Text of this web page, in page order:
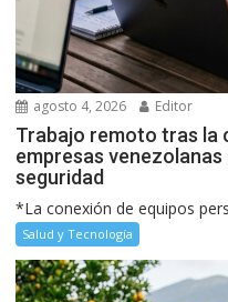
agosto 4, 2026 Editor
Trabajo remoto tras la
empresas
seguridad
*La conexión de equipos
Salud y Tecnología